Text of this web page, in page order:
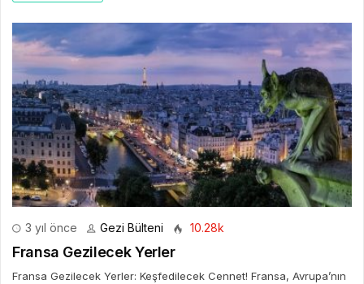
3 yıl önce Gezi Bülteni 10.28k
Fransa Gezilecek Yerler
Fransa Gezilecek Yerler: Keşfedilecek Cennet! Fransa, Avrupa’nın